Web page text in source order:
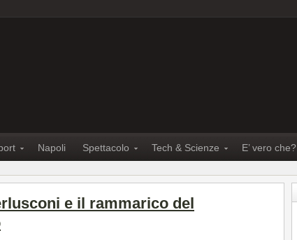
Napoli Spettacolo Tech & Scienze E’ vero che?
e il rammarico del